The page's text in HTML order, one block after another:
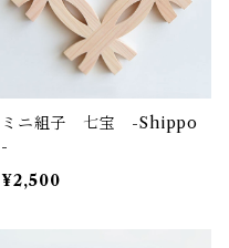
ミニ組子 七宝 -Shippo
-
¥2,500